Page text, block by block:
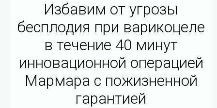
Избавим от угрозы
бесплодия при варикоцеле
в течение 40 минут
инновационной операцией
Мармара c пожизненной
гарантией